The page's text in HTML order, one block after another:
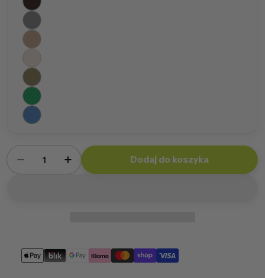
Ilość
Zmniejsz ilość dla Pufa Fuzzy Poliester
Zwiększ ilość dla Pufa Fuzzy Poliester
Dodaj do koszyka
Metody